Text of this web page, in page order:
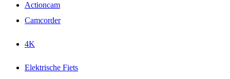
Actioncam
Camcorder
4K
Elektrische Fiets